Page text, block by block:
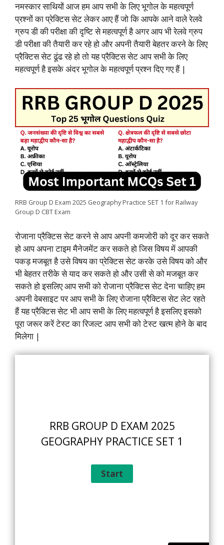
c
e
b
o
k
a
t
s
A
p
i
t
t
e
n
k
e
d
n
l
e
g
r
m
p
y
L
k
a
r
e
नमस्कार साथियों आज हम आप सभी के लिए भूगोल के महत्वपूर्ण
प्रश्नों का प्रेक्टिस सेट लेकर आए हैं जो कि आपके आने वाले रेलवे
ग्रुप डी की परीक्षा की दृष्टि से महत्वपूर्ण है अगर आप भी रेलवे ग्रुप
डी परीक्षा की तैयारी कर रहे हो और अपनी तैयारी बेहतर करने के लिए
प्रैक्टिस सेट ढूंढ रहे हो तो यह प्रैक्टिस सेट आप सभी के लिए
महत्वपूर्ण है इसके अंदर भूगोल के महत्वपूर्ण प्रश्न दिए गए हैं |
RRB Group D Exam 2025 Geography Practice SET 1 for Railway
Group D CBT Exam
रोजाना प्रैक्टिस सेट करने से आप अपनी कमजोरी को दूर कर सकते
हो आप अपना टाइम मैनेजमेंट कर सकते हो जिस विषय में आपकी
पकड़ मजबूत है उसे विषय का प्रेक्टिस सेट करके उसे विषय को और
भी बेहतर तरीके से याद कर सकते हो और उसी से को मजबूत कर
सकते हो इसलिए आप सभी को रोजाना प्रैक्टिस सेट देना चाहिए हम
अपनी वेबसाइट पर आप सभी के लिए रोजाना प्रैक्टिस सेट लेट रहते
हैं यह प्रैक्टिस सेट भी आप सभी के लिए महत्वपूर्ण है इसलिए इसको
पूरा जरूर करें टेस्ट का रिजल्ट आप सभी को टेस्ट खत्म होने के बाद
मिलेगा |
RRB GROUP D EXAM 2025
GEOGRAPHY PRACTICE SET 1